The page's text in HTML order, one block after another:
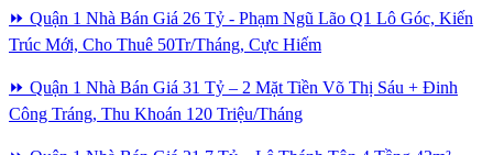
⏩ Quận 1 Nhà Bán Giá 26 Tỷ - Phạm Ngũ Lão Q1 Lô Góc, Kiến
Trúc Mới, Cho Thuê 50Tr/Tháng, Cực Hiếm
⏩ Quận 1 Nhà Bán Giá 31 Tỷ – 2 Mặt Tiền Võ Thị Sáu + Đinh
Công Tráng, Thu Khoán 120 Triệu/Tháng